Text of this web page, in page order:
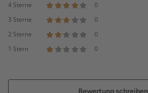
4 Sterne
0
3 Sterne
0
2 Sterne
0
1 Stern
0